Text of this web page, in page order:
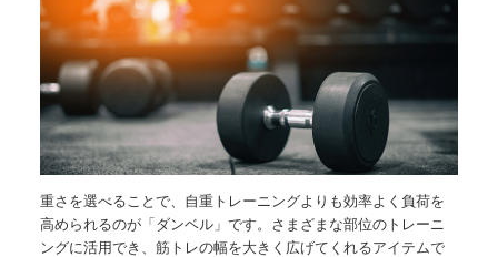
重さを選べることで、自重トレーニングよりも効率よく負荷を
高められるのが「 ダンベル」です。さまざまな部位のトレーニ
ングに活用でき、筋トレの幅を大きく広げてくれるアイテムで